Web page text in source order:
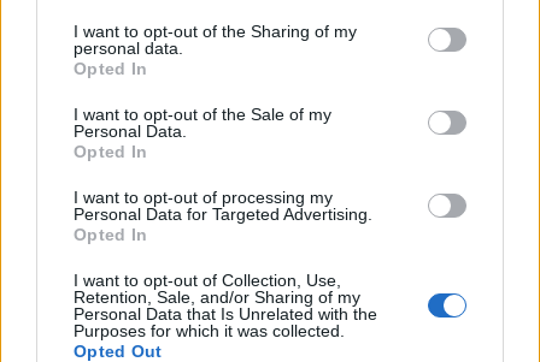
not limited to your visit or usage behaviour. You may click to
grant or deny consent to Google and its third-party tags to
use your data for below specified purposes in below Google
consent section.
I want to opt-out of the Sharing of my
personal data.
Opted In
I want to opt-out of the Sale of my
Personal Data.
Opted In
I want to opt-out of processing my
Personal Data for Targeted Advertising.
Opted In
I want to opt-out of Collection, Use,
Retention, Sale, and/or Sharing of my
Personal Data that Is Unrelated with the
Purposes for which it was collected.
Opted Out
FELIRATKOZÁS
LEGFRISSEBB
Megérkezett az eső a Duna vízgyűjtőjére
Aktuális